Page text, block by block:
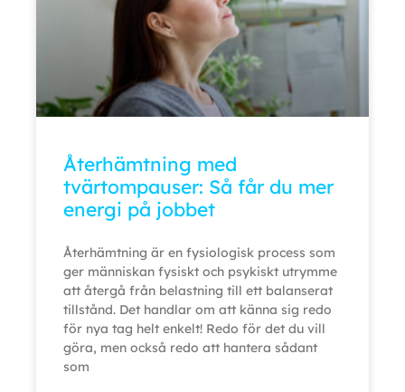
Återhämtning med
tvärtompauser: Så får du mer
energi på jobbet
Återhämtning är en fysiologisk process som
ger människan fysiskt och psykiskt utrymme
att återgå från belastning till ett balanserat
tillstånd. Det handlar om att känna sig redo
för nya tag helt enkelt! Redo för det du vill
göra, men också redo att hantera sådant
som